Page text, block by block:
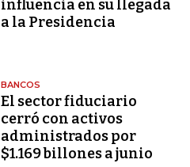
influencia en su llegada
a la Presidencia
BANCOS
El sector fiduciario
cerró con activos
administrados por
$1.169 billones a junio